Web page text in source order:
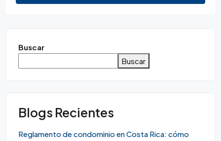
Buscar
Buscar
Blogs Recientes
Reglamento de condominio en Costa Rica: cómo